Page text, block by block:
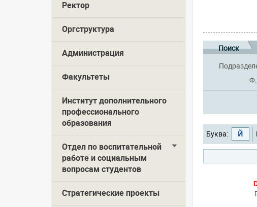
Ректор
Оргструктура
Администрация
Факультеты
Институт дополнительного
профессионального
образования
Отдел по воспитательной
работе и социальным
вопросам студентов
Стратегические проекты
Поиск
Буква: Й